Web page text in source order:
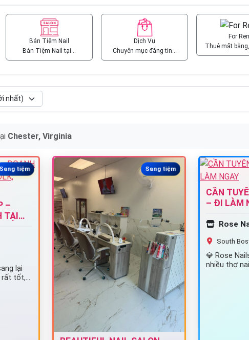
Bán Tiệm Nail
Bán Tiệm Nail tại…
Dịch Vụ
Chuyên mục đăng tin…
For
Thuê mặt
Chester, Virginia
Sang tiệm
–
TẠI
lại
rất tốt,
Sang tiệm
CẦN
– ĐI LÀM
Rose
South
💎 Rose
nhiều thợ